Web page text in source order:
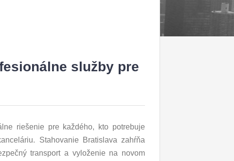
služby pre
riešenie pre každého, kto potrebuje
Stahovanie Bratislava zahŕňa
transport a vyloženie na novom